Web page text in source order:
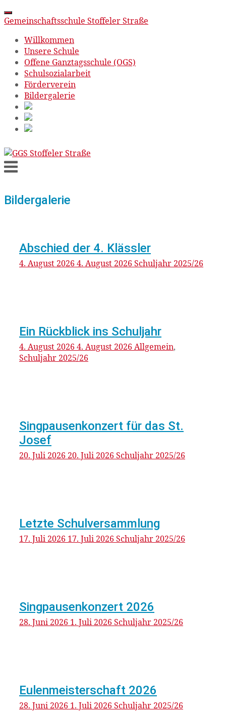
Gemeinschaftsschule Stoffeler Straße
Willkommen
Unsere Schule
Offene Ganztagsschule (OGS)
Schulsozialarbeit
Förderverein
Bildergalerie
Skip
to
content
Menu
Bildergalerie
Abschied der 4. Klässler
4. August 2026 4. August 2026 Schuljahr 2025/26
Ein Rückblick ins Schuljahr
4. August 2026 4. August 2026 Allgemein,
Schuljahr 2025/26
Singpausenkonzert für das St.
Josef
20. Juli 2026 20. Juli 2026 Schuljahr 2025/26
Letzte Schulversammlung
17. Juli 2026 17. Juli 2026 Schuljahr 2025/26
Singpausenkonzert 2026
28. Juni 2026 1. Juli 2026 Schuljahr 2025/26
Eulenmeisterschaft 2026
28. Juni 2026 1. Juli 2026 Schuljahr 2025/26